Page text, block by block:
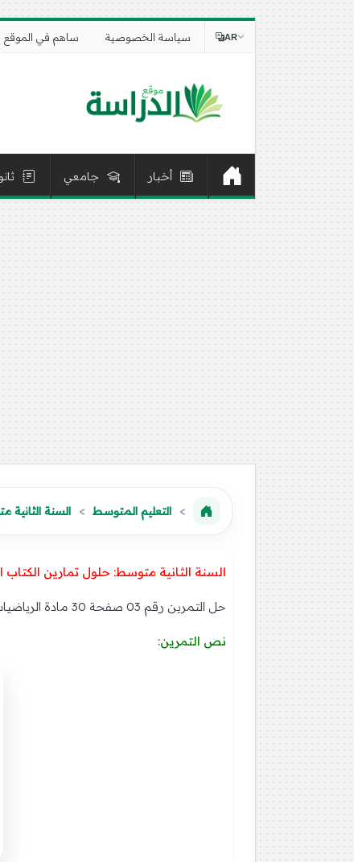
سياسة الخصوصية ساهم في الموقع AR
أخبار جامعي
التعليم المتوسط السنة الثانية
السنة الثانية متوسط: حلول تمارين
حل التمرين رقم 03 صفحة 30 مادة الرياضيات للسنة الثانية متوسط الجيل الثاني:
نص التمرين: